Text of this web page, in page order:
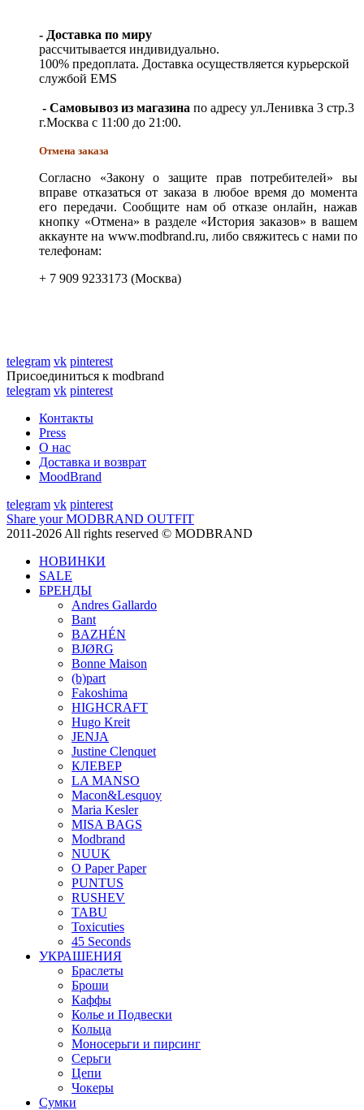
- Доставка по миру
рассчитывается индивидуально.
100% предоплата. Доставка осуществляется курьерской
службой EMS
- Самовывоз из магазина по адресу ул.Ленивка 3 стр.3
г.Москва с 11:00 до 21:00.
Отмена заказа
Согласно «Закону о защите прав потребителей» вы
вправе отказаться от заказа в любое время до момента
его передачи. Сообщите нам об отказе онлайн, нажав
кнопку «Отмена» в разделе «История заказов» в вашем
аккаунте на www.modbrand.ru, либо свяжитесь с нами по
телефонам:
+ 7 909 9233173 (Москва)
telegram vk pinterest
Присоединиться к modbrand
telegram vk pinterest
Контакты
Press
О нас
Доставка и возврат
MoodBrand
telegram vk pinterest
Share your MODBRAND OUTFIT
2011-2026 All rights reserved © MODBRAND
НОВИНКИ
SALE
БРЕНДЫ
Andres Gallardo
Bant
BAZHÉN
BJØRG
Bonne Maison
(b)part
Fakoshima
HIGHCRAFT
Hugo Kreit
JENJA
Justine Clenquet
КЛЕВЕР
LA MANSO
Macon&Lesquoy
Maria Kesler
MISA BAGS
Modbrand
NUUK
O Paper Paper
PUNTUS
RUSHEV
TABU
Toxicuties
45 Seconds
УКРАШЕНИЯ
Браслеты
Броши
Каффы
Колье и Подвески
Кольца
Моносерьги и пирсинг
Серьги
Цепи
Чокеры
Сумки